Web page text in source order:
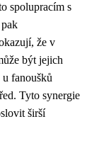
spolupracím s
že v
být jejich
fanoušků
Tyto synergie
širší